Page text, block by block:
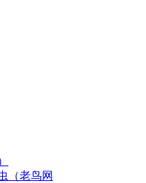
（老鸟网